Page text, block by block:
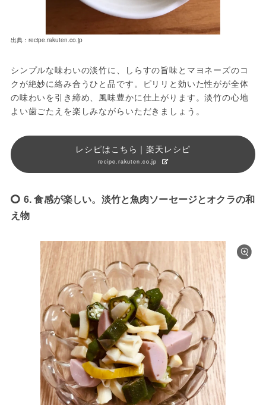
出典：recipe.rakuten.co.jp
シンプルな味わいの淡竹に、しらすの旨味とマヨネーズのコ
クが絶妙に絡み合うひと品です。ピリリと効いた性がが全体
の味わいを引き締め、風味豊かに仕上がります。淡竹の心地
よい歯ごたえを楽しみながらいただきましょう。
レシピはこちら｜楽天レシピ
recipe.rakuten.co.jp
6. 食感が楽しい。淡竹と魚肉ソーセージとオクラの和
え物